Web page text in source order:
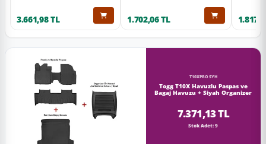
3.661,98 TL 1.702,06 TL
T10XPBOSYH
Togg T10X Havuzlu Paspas ve
Bagaj Havuzu + Siyah Organizer
7.371,13 TL
Stok Adet: 9